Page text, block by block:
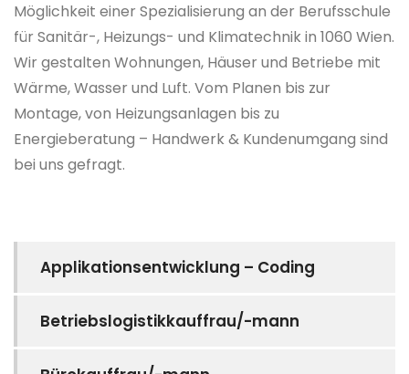
Möglichkeit einer Spezialisierung an der Berufsschule
für Sanitär-, Heizungs- und Klimatechnik in 1060 Wien.
Wir gestalten Wohnungen, Häuser und Betriebe mit
Wärme, Wasser und Luft. Vom Planen bis zur
Montage, von Heizungsanlagen bis zu
Energieberatung – Handwerk & Kundenumgang sind
bei uns gefragt.
Applikationsentwicklung – Coding
Betriebslogistikkauffrau/-mann